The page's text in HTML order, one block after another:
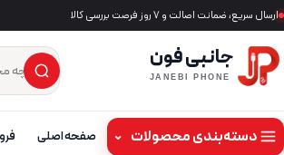
ارسال سریع، ضمانت اصالت و ۷ روز فرصت بررسی کالا
جانبی فون
JANEBI PHONE
×
دسته‌بندی محصولات ⌄ صفحه اصلی